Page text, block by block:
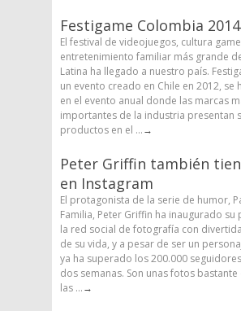
Festigame Colombia 2014
El festival de videojuegos, cultura
entretenimiento familiar más grande
Latina ha llegado a nuestro país.
un evento creado en Chile en 2012, se
en el evento anual donde las marcas
importantes de la industria presentan
productos en el ...→
Peter Griffin también
en Instagram
El protagonista de la serie de humor,
Familia, Peter Griffin ha inaugurado su
la red social de fotografía con
de su vida, y a pesar de ser un
ya ha superado los 200.000
dos semanas. Son unas fotos
las ...→